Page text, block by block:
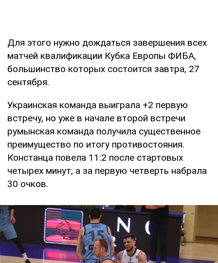
Для этого нужно дождаться завершения всех
матчей квалификации Кубка Европы ФИБА,
большинство которых состоится завтра, 27
сентября.
Украинская команда выиграла +2 первую
встречу, но уже в начале второй встречи
румынская команда получила существенное
преимущество по итогу противостояния.
Констанца повела 11:2 после стартовых
четырех минут, а за первую четверть набрала
30 очков.